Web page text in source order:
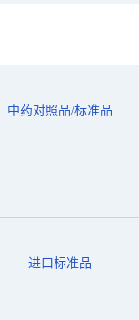
中药对照品/标准品
进口标准品